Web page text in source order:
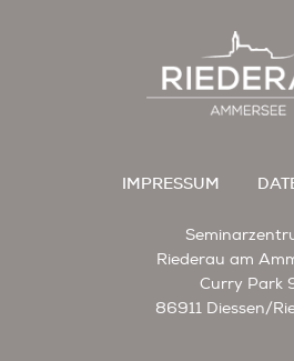
IMPRESSUM
Riederau am
Curry Park
86911 Diessen/